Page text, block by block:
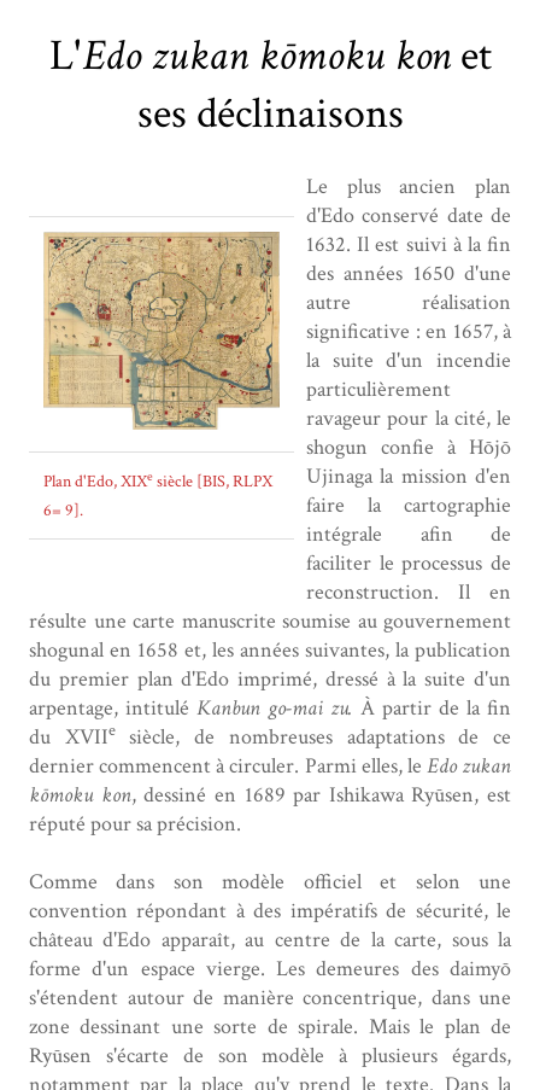
L'Edo zukan kōmoku konet
ses déclinaisons
Plan d'Edo, XIXe siècle [BIS, RLPX
6= 9].
Le plus ancien plan
d'Edo conservé date de
1632. Il est suivi à la fin
des années 1650 d'une
autre réalisation
significative : en 1657, à
la suite d'un incendie
particulièrement
ravageur pour la cité, le
shogun confie à Hōjō
Ujinaga la mission d'en
faire la cartographie
intégrale afin de
faciliter le processus de
reconstruction. Il en
résulte une carte manuscrite soumise au gouvernement
shogunal en 1658 et, les années suivantes, la publication
du premier plan d'Edo imprimé, dressé à la suite d'un
arpentage, intituléKanbun go-mai zu. À partir de la fin
du XVIIesiècle, de nombreuses adaptations de ce
dernier commencent à circuler. Parmi elles, le Edo zukan
kōmoku kon, dessiné en 1689 par Ishikawa Ryūsen, est
réputé pour sa précision.
Comme dans son modèle officiel et selon une
convention répondant à des impératifs de sécurité, le
château d'Edo apparaît, au centre de la carte, sous la
forme d'un espace vierge. Les demeures des daimyō
s'étendent autour de manière concentrique, dans une
zone dessinant une sorte de spirale. Mais le plan de
Ryūsen s'écarte de son modèle à plusieurs égards,